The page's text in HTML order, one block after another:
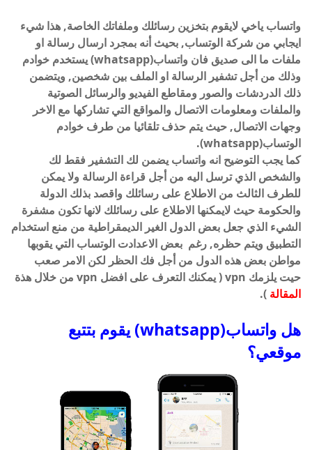
واتساب ياخي لايقوم بتخزين رسائلك وملفاتك الخاصة, هذا شيء
ايجابي من شركة الوتساب, بحيث أنه بمجرد ارسال رسالة او
ملفات ما الى صديق فان واتساب(whatsapp) يستخدم خوادم
وذلك من أجل تشفير الرسالة او الملف بين شخصين, ويتضمن
ذلك الدردشات والصور ومقاطع الفيديو والرسائل الصوتية
والملفات ومعلومات الاتصال والمواقع التي تشاركها مع الاخر
وجهات الاتصال, حيث يتم حذف تلقائيا من طرف خوادم
الوتساب(whatsapp).
كما يجب التوضيح انه واتساب يضمن لك التشفير فقط لك
والشخص الذي ترسل اليه من أجل قراءة الرسالة ولا يمكن
للطرف الثالث من الاطلاع على رسائلك واقصد بذلك الدولة
والحكومة حيث لايمكنها الاطلاع على رسائلك لانها تكون مشفرة
الشيء الذي جعل بعض الدول الغير الديمقراطية من منع استخدام
التطبيق ويتم حظره, رغم بعض الاعدادت الوتساب التي يقوبها
مواطن بعض هذه الدول من أجل فك الحظر لكن الامر صعب
حيت يلزمك vpn ( يمكنك التعرف على افضل vpn من خلال هذة
المقالة ).
هل واتساب(whatsapp) يقوم بتتبع
موقعي؟